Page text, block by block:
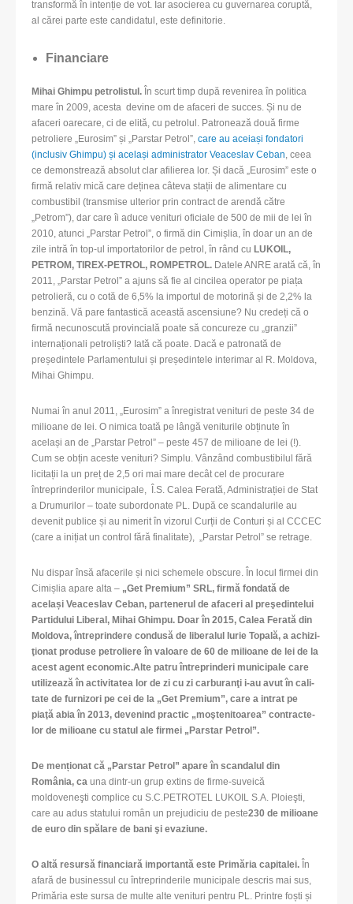
transformă în intenție de vot. Iar asocierea cu guvernarea coruptă,
al cărei parte este candidatul, este definitorie.
Financiare
Mihai Ghimpu petrolistul. În scurt timp după revenirea în politica
mare în 2009, acesta devine om de afaceri de succes. Și nu de
afaceri oarecare, ci de elită, cu petrolul. Patronează două firme
petroliere „Eurosim” și „Parstar Petrol”, care au aceiași fondatori
(inclusiv Ghimpu) și același administrator Veaceslav Ceban , ceea
ce demonstrează absolut clar afilierea lor. Și dacă „Eurosim” este o
firmă relativ mică care deținea câteva stații de alimentare cu
combustibil (transmise ulterior prin contract de arendă către
„Petrom”), dar care îi aduce venituri oficiale de 500 de mii de lei în
2010, atunci „Parstar Petrol”, o firmă din Cimișlia, în doar un an de
zile intră în top-ul importatorilor de petrol, în rând cu LUKOIL,
PETROM, TIREX-PETROL, ROMPETROL. Datele ANRE arată că, în
2011, „Parstar Petrol” a ajuns să fie al cincilea operator pe piața
petrolieră, cu o cotă de 6,5% la importul de motorină și de 2,2% la
benzină. Vă pare fantastică această ascensiune? Nu credeți că o
firmă necunoscută provincială poate să concureze cu „granzii”
internaționali petroliști? Iată că poate. Dacă e patronată de
președintele Parlamentului și președintele interimar al R. Moldova,
Mihai Ghimpu.
Numai în anul 2011, „Eurosim” a înregistrat venituri de peste 34 de
milioane de lei. O nimica toată pe lângă veniturile obținute în
același an de „Parstar Petrol” – peste 457 de milioane de lei (!).
Cum se obțin aceste venituri? Simplu. Vânzând combustibilul fără
licitații la un preț de 2,5 ori mai mare decât cel de procurare
întreprinderilor municipale, Î.S. Calea Ferată, Administrației de Stat
a Drumurilor – toate subordonate PL. După ce scandalurile au
devenit publice și au nimerit în vizorul Curții de Conturi și al CCCEC
(care a inițiat un control fără finalitate), „Parstar Petrol” se retrage.
Nu dispar însă afacerile și nici schemele obscure. În locul firmei din
Cimișlia apare alta – „Get Pre­mium” SRL, firmă fon­dată de
același Vea­ce­slav Ceban, par­te­ne­rul de afa­ceri al preşe­din­te­lui
Par­ti­du­lui Libe­ral, Mihai Ghimpu. Doar în 2015, Calea Ferată din
Mol­dova, între­prin­dere con­dusă de libe­ra­lul Iurie Topală, a achi­zi­
ţio­nat pro­duse petro­li­ere în valoare de 60 de mili­oane de lei de la
acest agent eco­no­mic.Alte patru între­prin­deri muni­ci­pale care
uti­li­zează în acti­vi­ta­tea lor de zi cu zi car­bu­ranţi i-au avut în cali­
tate de fur­ni­zori pe cei de la „Get Pre­mium”, care a intrat pe
piaţă abia în 2013, deve­nind prac­tic „moş­te­ni­toa­rea” con­trac­te­
lor de mili­oane cu sta­tul ale firmei „Par­star Petrol”.
De menționat că „Par­star Petrol” apare în scandalul din
România, ca una dintr-un grup extins de firme-suveică
moldoveneşti complice cu S.C.PETROTEL LUKOIL S.A. Ploieşti,
care au adus statului român un prejudiciu de peste230 de milioane
de euro din spălare de bani şi evaziune.
O altă resursă financiară importantă este Primăria capitalei. În
afară de businessul cu întreprinderile municipale descris mai sus,
Primăria este sursa de multe alte venituri pentru PL. Printre foști și